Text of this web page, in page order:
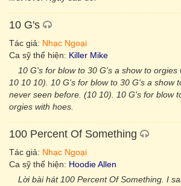
10 G's
Tác giả: Nhạc Ngoại
Ca sỹ thể hiện: Killer Mike
10 G's for blow to 30 G's a show to orgies
10 10 10). 10 G's for blow to 30 G's a show
never seen before. (10 10). 10 G's for blow
orgies with hoes.
100 Percent Of Something
Tác giả: Nhạc Ngoại
Ca sỹ thể hiện: Hoodie Allen
Lời bài hát 100 Percent Of Something. I